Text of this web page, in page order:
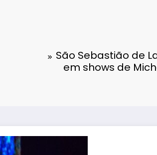
São Sebastião de
em shows de